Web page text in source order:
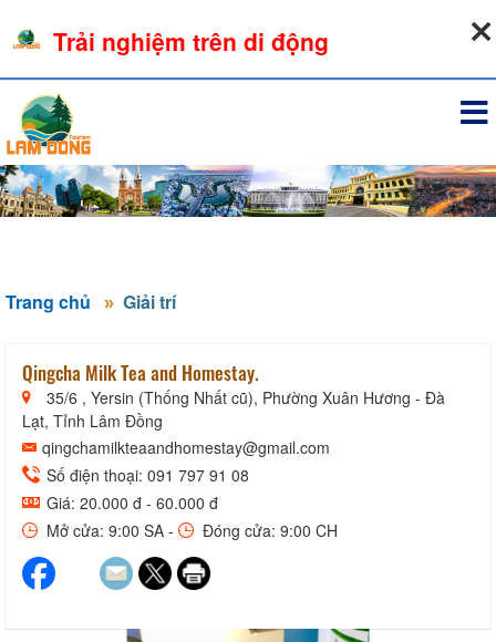
Trang chủ Giải trí
Qingcha Milk Tea and Homestay.
35/6 , Yersin (Thống Nhất cũ), Phường Xuân Hương - Đà
Lạt, Tỉnh Lâm Đồng
qingchamilkteaandhomestay@gmail.com
Số điện thoại: 091 797 91 08
Giá: 20.000 đ - 60.000 đ
Mở cửa: 9:00 SA -
Đóng cửa: 9:00 CH
Trải nghiệm trên di động